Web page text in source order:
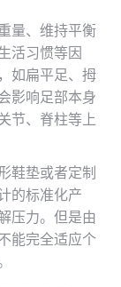
量、维持平衡
活习惯等因
如扁平足、拇
影响足部本身
节、脊柱等上
鞋垫或者定制
的标准化产
压力。但是由
能完全适应个